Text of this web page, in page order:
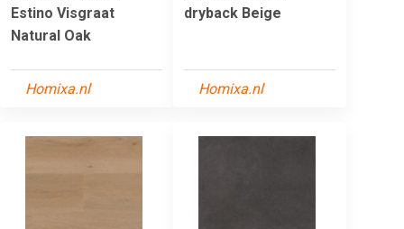
Estino Visgraat
Natural Oak
Homixa.nl
dryback Beige
Homixa.nl